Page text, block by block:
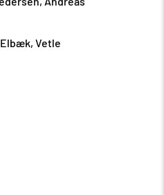
Elbæk, Vetle